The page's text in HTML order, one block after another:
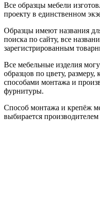
Все образцы мебели
проекту в единственном
Образцы имеют названия
поиска по сайту, все
зарегистрированным
Все мебельные изделия
образцов по цвету,
способами монтажа и
фурнитуры.
Способ монтажа и крепёж
выбирается